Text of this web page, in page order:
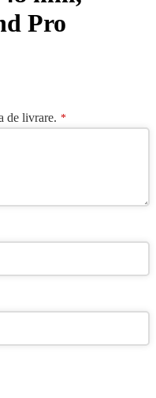
Pro
de livrare. *